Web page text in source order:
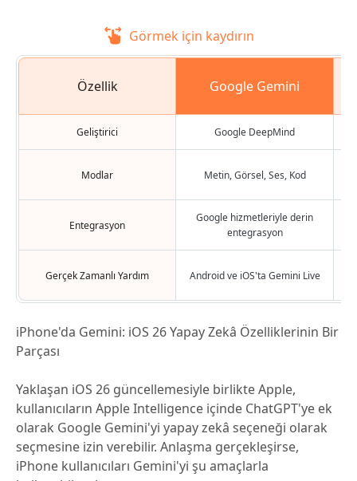
Görmek için kaydırın
Özellik Google Gemini
Geliştirici Google DeepMind
Modlar Metin, Görsel, Ses, Kod
Entegrasyon
Google hizmetleriyle derin
entegrasyon
Gerçek Zamanlı Yardım Android ve iOS'ta Gemini Live
iPhone'da Gemini: iOS 26 Yapay Zekâ Özelliklerinin Bir
Parçası
Yaklaşan iOS 26 güncellemesiyle birlikte Apple,
kullanıcıların Apple Intelligence içinde ChatGPT'ye ek
olarak Google Gemini'yi yapay zekâ seçeneği olarak
seçmesine izin verebilir. Anlaşma gerçekleşirse,
iPhone kullanıcıları Gemini'yi şu amaçlarla